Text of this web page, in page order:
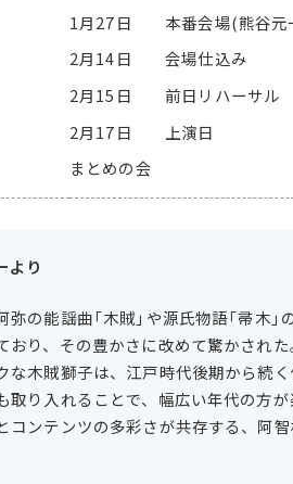
1月27日 本番会場(熊谷元
2月14日 会場仕込み
2月15日 前日リハーサル
2月17日 上演日
まとめの会
より
弥の能謡曲「木賊」や源氏物語「帚木
おり、その豊かさに改めて驚かされ
な木賊獅子は、江戸時代後期から続
取り入れることで、幅広い年代の方
コンテンツの多彩さが共存する、阿